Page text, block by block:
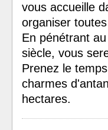
vous accueille
organiser
En pénétrant
siècle, vous
Prenez le
charmes
hectares.